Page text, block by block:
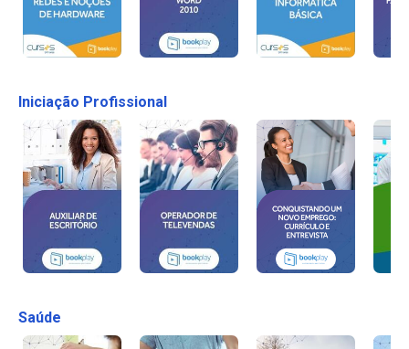
Iniciação Profissional
Saúde